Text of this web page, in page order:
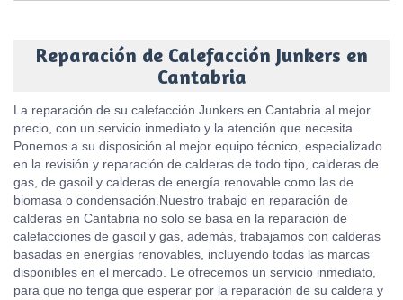
Reparación de Calefacción Junkers en
Cantabria
La reparación de su calefacción Junkers en Cantabria al mejor
precio, con un servicio inmediato y la atención que necesita.
Ponemos a su disposición al mejor equipo técnico, especializado
en la revisión y reparación de calderas de todo tipo, calderas de
gas, de gasoil y calderas de energía renovable como las de
biomasa o condensación.Nuestro trabajo en reparación de
calderas en Cantabria no solo se basa en la reparación de
calefacciones de gasoil y gas, además, trabajamos con calderas
basadas en energías renovables, incluyendo todas las marcas
disponibles en el mercado. Le ofrecemos un servicio inmediato,
para que no tenga que esperar por la reparación de su caldera y